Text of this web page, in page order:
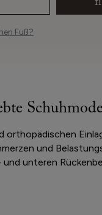
Fuß?
orthopädischen
und
unteren